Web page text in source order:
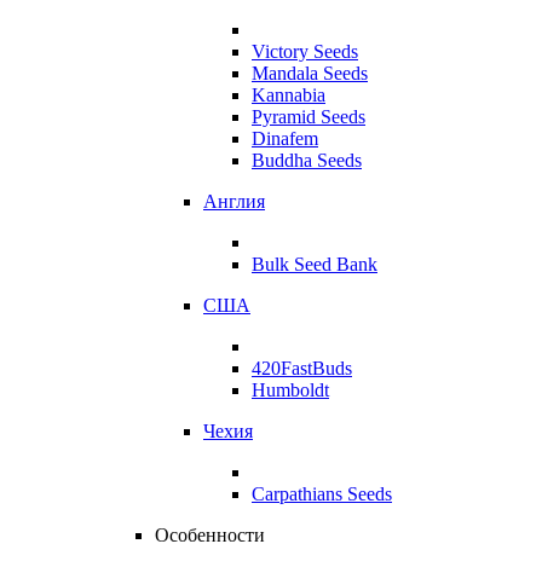
Victory Seeds
Mandala Seeds
Kannabia
Pyramid Seeds
Dinafem
Buddha Seeds
Англия
Bulk Seed Bank
США
420FastBuds
Humboldt
Чехия
Carpathians Seeds
Особенности